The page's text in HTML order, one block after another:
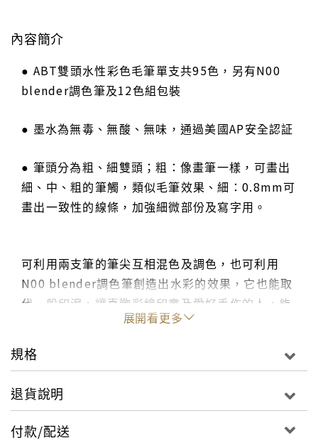
內容簡介
● ABT雙頭水性彩色毛筆單支共95色，另有N00
blender調色筆及12色組包裝
● 墨水為無毒、無酸、無味，通過美國AP安全認証
● 筆頭分為粗、細雙頭；粗：像畫筆一樣，可畫出
細、中、粗的筆觸，類似毛筆效果、細：0.8mm可
畫出一致性的線條，加強細微部份及寫字用。
可利用兩支筆的筆尖互相混色及調色，也可利用
N00 blender調色筆創造出水彩的效果，它也能取
代一般印泥，讓喜歡彩繪印章及愛好手作的人，能
達到生動的漸層效果！
※可用於手作卡片、彩繪印章、插畫、塗鴉、漫
展開看更多
規格
退貨說明
付款/配送